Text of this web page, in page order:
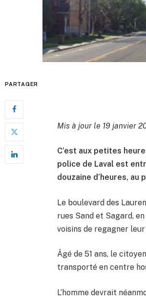
PARTAGER
Mis à jour le 19 janvier
C’est aux petites
police de Laval est
douzaine d’heures, au
Le boulevard des
rues Sand et Sagard,
voisins de regagner
Âgé de 51 ans, le
transporté en centre
L’homme devrait